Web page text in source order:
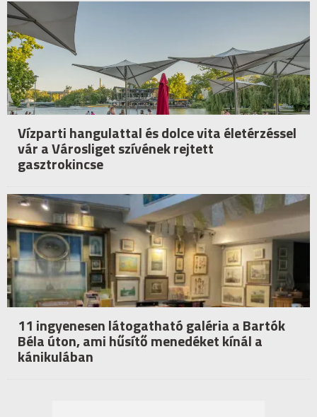
Vízparti hangulattal és dolce vita életérzéssel
vár a Városliget szívének rejtett
gasztrokincse
11 ingyenesen látogatható galéria a Bartók
Béla úton, ami hűsítő menedéket kínál a
kánikulában